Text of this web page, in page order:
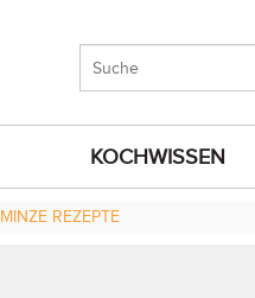
KOCHWISSEN
MINZE REZEPTE